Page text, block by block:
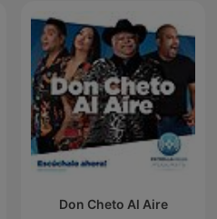
Don Cheto Al Aire